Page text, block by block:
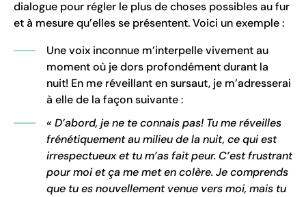
dialogue pour régler le plus de choses possibles au fur
et à mesure qu’elles se présentent. Voici un exemple :
Une voix inconnue m’interpelle vivement au
moment où je dors profondément durant la
nuit! En me réveillant en sursaut, je m’adresserai
à elle de la façon suivante :
« D’abord, je ne te connais pas! Tu me réveilles
frénétiquement au milieu de la nuit, ce qui est
irrespectueux et tu m’as fait peur. C’est frustrant
pour moi et ça me met en colère. Je comprends
que tu es nouvellement venue vers moi, mais tu